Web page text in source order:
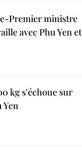
Premier ministre
avec Phu Yen et
kg s'échoue sur
Yen